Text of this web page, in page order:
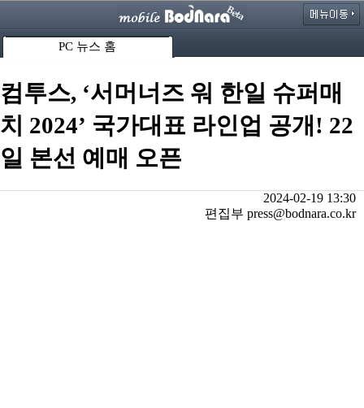
PC 뉴스 홈
컴투스, ‘서머너즈 워 한일 슈퍼매
치 2024’ 국가대표 라인업 공개! 22
일 본선 예매 오픈
2024-02-19 13:30
편집부 press@bodnara.co.kr